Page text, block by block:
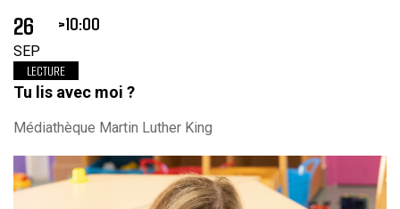
26
SEP
10:00
LECTURE
Tu lis avec moi ?
Médiathèque Martin Luther King